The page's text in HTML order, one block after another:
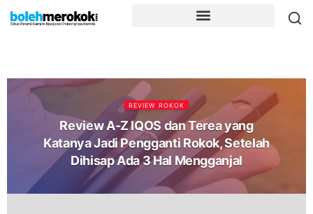
REVIEW ROKOK
Review A-Z IQOS dan Terea yang
Katanya Jadi Pengganti Rokok, Setelah
Dihisap Ada 3 Hal Mengganjal